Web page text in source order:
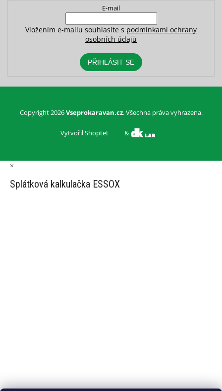
E-mail
Vložením e-mailu souhlasíte s podmínkami ochrany
osobních údajů
PŘIHLÁSIT SE
Vytvořil Shoptet &
Copyright 2026Vseprokaravan.cz. Všechna práva vyhrazena.
×
Splátková kalkulačka ESSOX